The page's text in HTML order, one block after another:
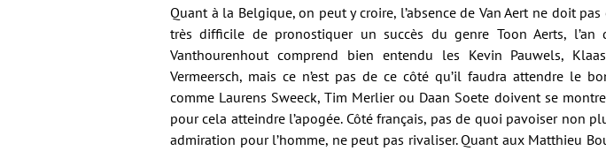
Quant à la Belgique, on peut y croire, l’absence de Van Aert ne doit
très difficile de pronostiquer un succès du genre Toon Aerts, l’an
Vanthourenhout comprend bien entendu les Kevin Pauwels,
Vermeersch, mais ce n’est pas de ce côté qu’il faudra attendre le
comme Laurens Sweeck, Tim Merlier ou Daan Soete doivent se
pour cela atteindre l’apogée. Côté français, pas de quoi pavoiser non
admiration pour l’homme, ne peut pas rivaliser. Quant aux Matthieu